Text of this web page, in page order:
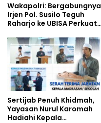
Wakapolri: Bergabungnya
Irjen Pol. Susilo Teguh
Raharjo ke UBISA Perkuat
Studi Kepolisian
Sertijab Penuh Khidmah,
Yayasan Nurul Karomah
Hadiahi Kepala